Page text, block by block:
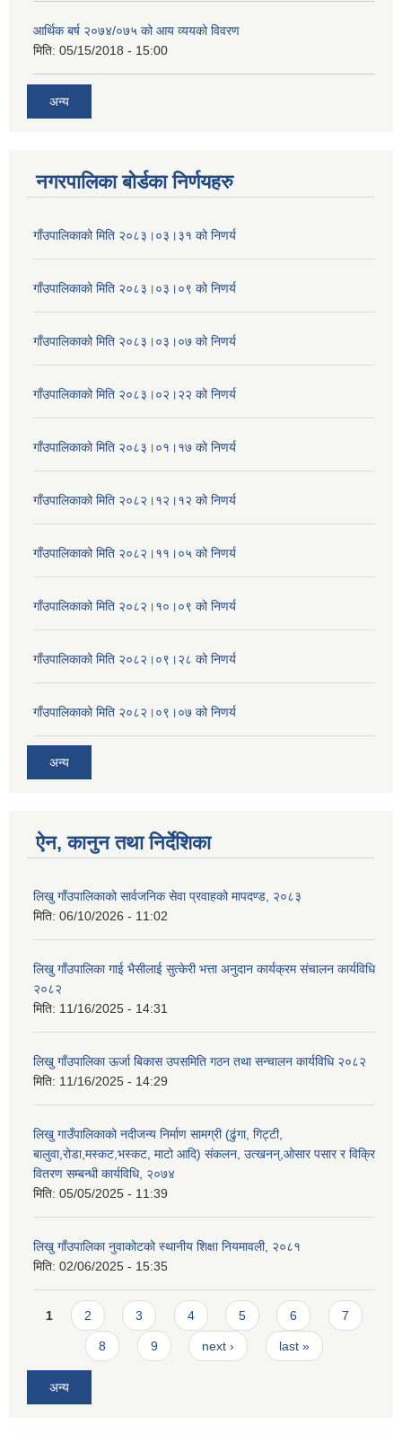
आर्थिक बर्ष २०७४/०७५ को आय व्ययको विवरण
मिति: 05/15/2018 - 15:00
अन्य
नगरपालिका बोर्डका निर्णयहरु
गाँउपालिकाको मिति २०८३।०३।३१ को निणर्य
गाँउपालिकाको मिति २०८३।०३।०९ को निणर्य
गाँउपालिकाको मिति २०८३।०३।०७ को निणर्य
गाँउपालिकाको मिति २०८३।०२।२२ को निणर्य
गाँउपालिकाको मिति २०८३।०१।१७ को निणर्य
गाँउपालिकाको मिति २०८२।१२।१२ को निणर्य
गाँउपालिकाको मिति २०८२।११।०५ को निणर्य
गाँउपालिकाको मिति २०८२।१०।०९ को निणर्य
गाँउपालिकाको मिति २०८२।०९।२८ को निणर्य
गाँउपालिकाको मिति २०८२।०९।०७ को निणर्य
अन्य
ऐन, कानुन तथा निर्देशिका
लिखु गाँउपालिकाको सार्वजनिक सेवा प्रवाहको मापदण्ड, २०८३
मिति: 06/10/2026 - 11:02
लिखु गाँउपालिका गाई भैसीलाई सुत्केरी भत्ता अनुदान कार्यक्रम संचालन कार्यविधि
२०८२
मिति: 11/16/2025 - 14:31
लिखु गाँउपालिका ऊर्जा बिकास उपसमिति गठन तथा सन्चालन कार्यविधि २०८२
मिति: 11/16/2025 - 14:29
लिखु गाउँपालिकाको नदीजन्य निर्माण सामग्री (ढुंगा, गिट्टी,
बालुवा,रोडा,मस्कट,भस्कट, माटो आदि) संकलन, उत्खनन्,ओसार पसार र विक्रि
वितरण सम्बन्धी कार्यविधि, २०७४
मिति: 05/05/2025 - 11:39
लिखु गाँउपालिका नुवाकोटको स्थानीय शिक्षा नियमावली, २०८१
मिति: 02/06/2025 - 15:35
Pages
1 2 3 4 5 6 7
8 9 next › last »
अन्य